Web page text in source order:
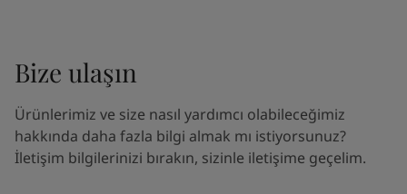
Bize ulaşın
Ürünlerimiz ve size nasıl yardımcı olabileceğimiz
hakkında daha fazla bilgi almak mı istiyorsunuz?
İletişim bilgilerinizi bırakın, sizinle iletişime geçelim.